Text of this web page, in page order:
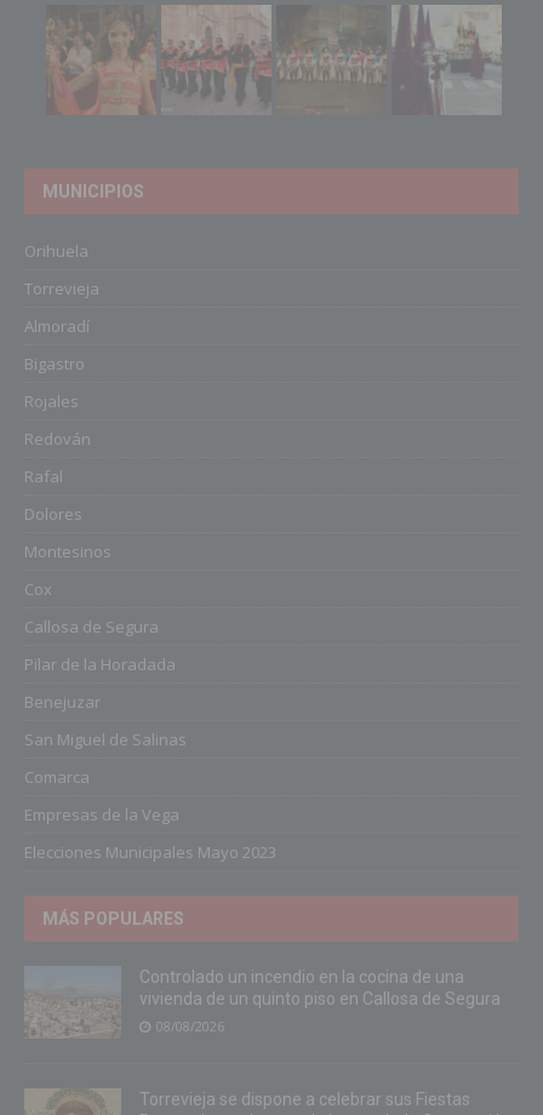
MUNICIPIOS
Orihuela
Torrevieja
Almoradí
Bigastro
Rojales
Redován
Rafal
Dolores
Montesinos
Cox
Callosa de Segura
Pilar de la Horadada
Benejuzar
San Miguel de Salinas
Comarca
Empresas de la Vega
Elecciones Municipales Mayo 2023
MÁS POPULARES
Controlado un incendio en la cocina de una
vivienda de un quinto piso en Callosa de Segura
08/08/2026
Torrevieja se dispone a celebrar sus Fiestas